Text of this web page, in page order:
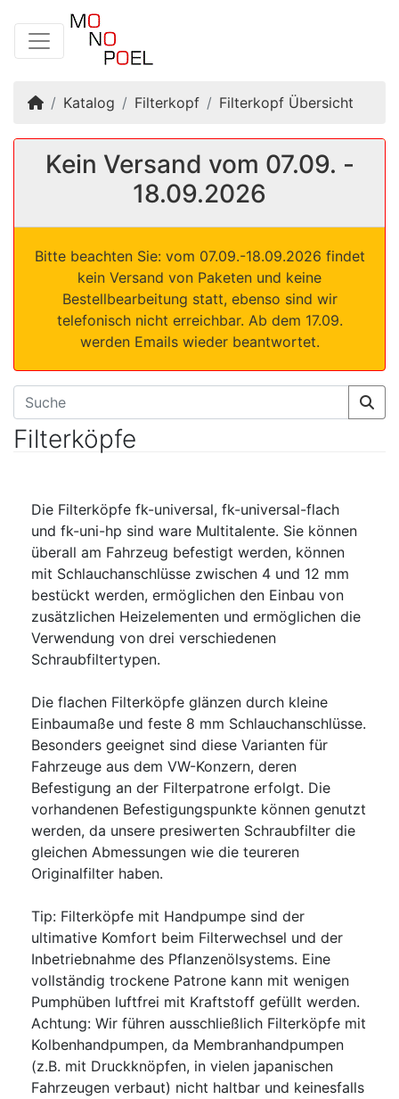
Startseite
Katalog Filterkopf Filterkopf Übersicht
Kein Versand vom 07.09. -
18.09.2026
Bitte beachten Sie: vom 07.09.-18.09.2026 findet
kein Versand von Paketen und keine
Bestellbearbeitung statt, ebenso sind wir
telefonisch nicht erreichbar. Ab dem 17.09.
werden Emails wieder beantwortet.
Filterköpfe
Die Filterköpfe fk-universal, fk-universal-flach
und fk-uni-hp sind ware Multitalente. Sie können
überall am Fahrzeug befestigt werden, können
mit Schlauchanschlüsse zwischen 4 und 12 mm
bestückt werden, ermöglichen den Einbau von
zusätzlichen Heizelementen und ermöglichen die
Verwendung von drei verschiedenen
Schraubfiltertypen.
Die flachen Filterköpfe glänzen durch kleine
Einbaumaße und feste 8 mm Schlauchanschlüsse.
Besonders geeignet sind diese Varianten für
Fahrzeuge aus dem VW-Konzern, deren
Befestigung an der Filterpatrone erfolgt. Die
vorhandenen Befestigungspunkte können genutzt
werden, da unsere presiwerten Schraubfilter die
gleichen Abmessungen wie die teureren
Originalfilter haben.
Tip: Filterköpfe mit Handpumpe sind der
ultimative Komfort beim Filterwechsel und der
Inbetriebnahme des Pflanzenölsystems. Eine
vollständig trockene Patrone kann mit wenigen
Pumphüben luftfrei mit Kraftstoff gefüllt werden.
Achtung: Wir führen ausschließlich Filterköpfe mit
Kolbenhandpumpen, da Membranhandpumpen
(z.B. mit Druckknöpfen, in vielen japanischen
Fahrzeugen verbaut) nicht haltbar und keinesfalls